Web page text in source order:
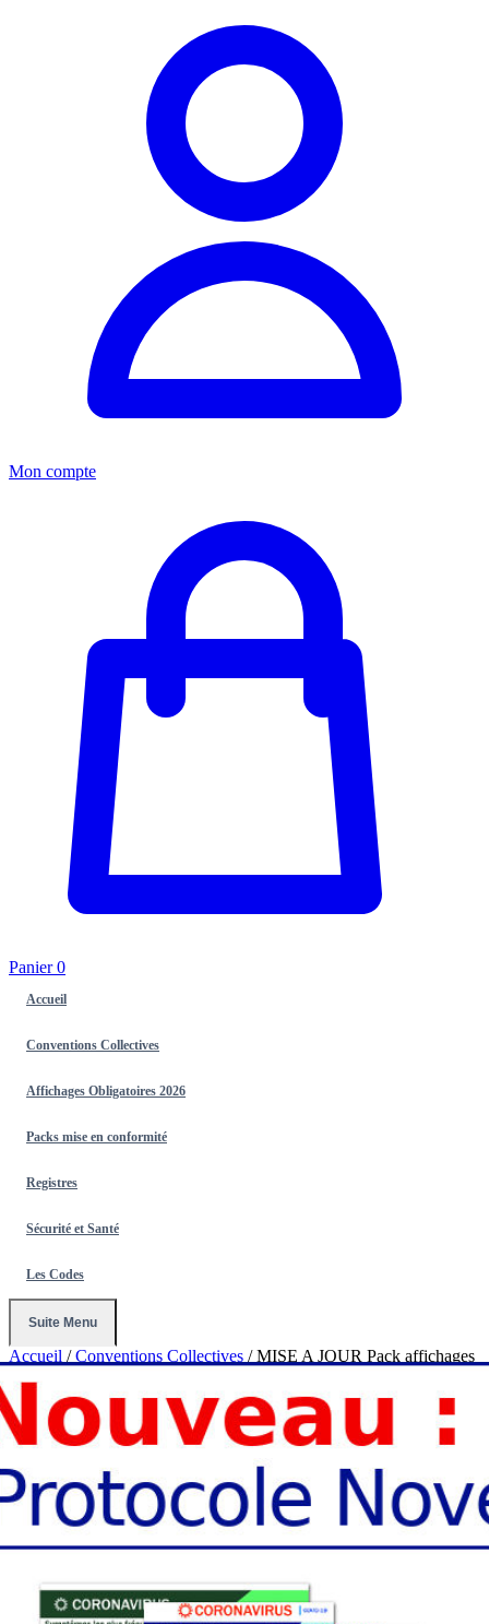
Mon compte
Panier0
Accueil
Conventions Collectives
Affichages Obligatoires 2026
Packs mise en conformité
Registres
Sécurité et Santé
Les Codes
Suite Menu
Accueil / Conventions Collectives / MISE A JOUR Pack affichages
(covid19)